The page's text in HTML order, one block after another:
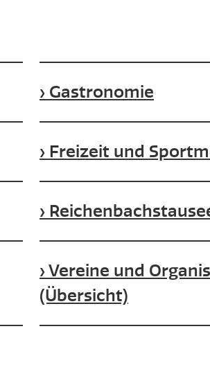
Gastronomie
Freizeit und
Vereine und
(Übersicht)